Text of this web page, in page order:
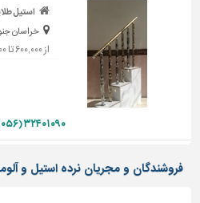
حفاظ
دیوارپوش،
کفپوش
و
بهداشتی
استیل
خراسان
از ۶۰۰,۰۰۰ تا ۸۵۰,۰۰۰ تومان
۳۲۴۰۱۰۹۰ (۰۵۶)
فروشندگان و مجریان نرده استیل و